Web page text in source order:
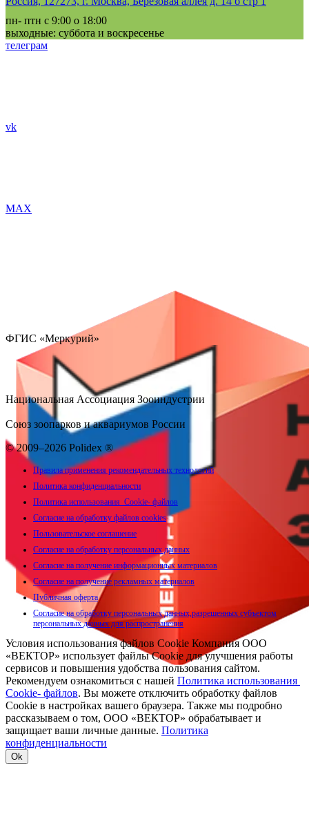
пн- птн с 9:00 о 18:00
выходные: суббота и воскресенье
телеграм
vk
MAX
ФГИС «Меркурий»
Национальная Ассоциация Зооиндустрии
Союз зоопарков и аквариумов России
© 2009–2026 Polidex ®
Правила применения рекомендательных технологий
Политика конфиденциальности
Политика использования Cookie- файлов
Согласие на обработку файлов cookies
Пользовательское соглашение
Согласие на обработку персональных данных
Согласие на получение информационных материалов
Согласие на получение рекламных материалов
Публичная оферта
Согласие на обработку персональных данных,разрешенных субъектом
персональных данных для распространения
Условия использования файлов Cookie Компания ООО
«ВЕКТОР» использует файлы Cookie для улучшения работы
сервисов и повышения удобства пользования сайтом.
Рекомендуем ознакомиться с нашей Политика использования
Cookie- файлов. Вы можете отключить обработку файлов
Cookie в настройках вашего браузера. Также мы подробно
рассказываем о том, ООО «ВЕКТОР» обрабатывает и
защищает ваши личные данные. Политика
конфиденциальности
Ok